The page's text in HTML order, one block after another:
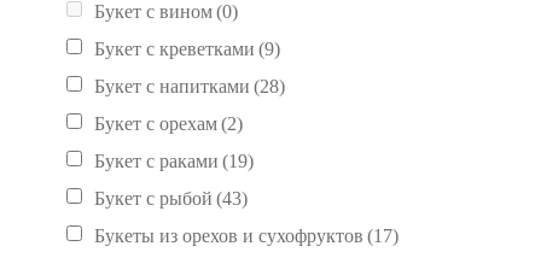
Букет с вином(0)
Букет с креветками (9)
Букет с напитками (28)
Букет с орехам(2)
Букет с раками (19)
Букет с рыбой (43)
Букеты из орехов и сухофруктов (17)